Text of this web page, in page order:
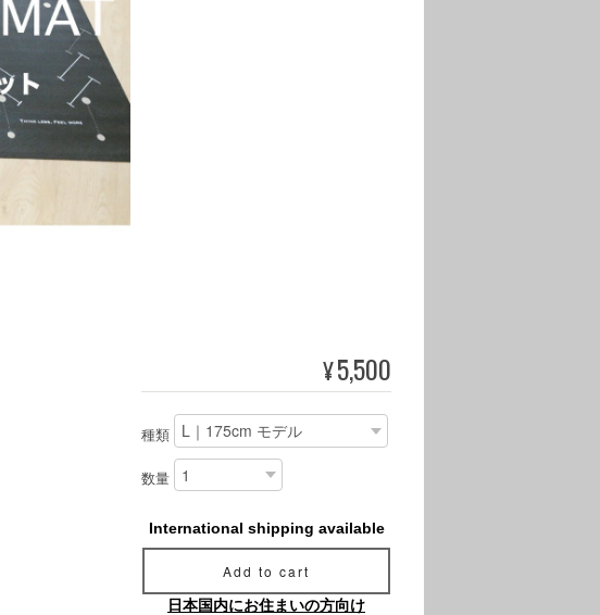
¥5,500
種類
数量
International shipping available
Add to cart
日本国内にお住まいの方向け